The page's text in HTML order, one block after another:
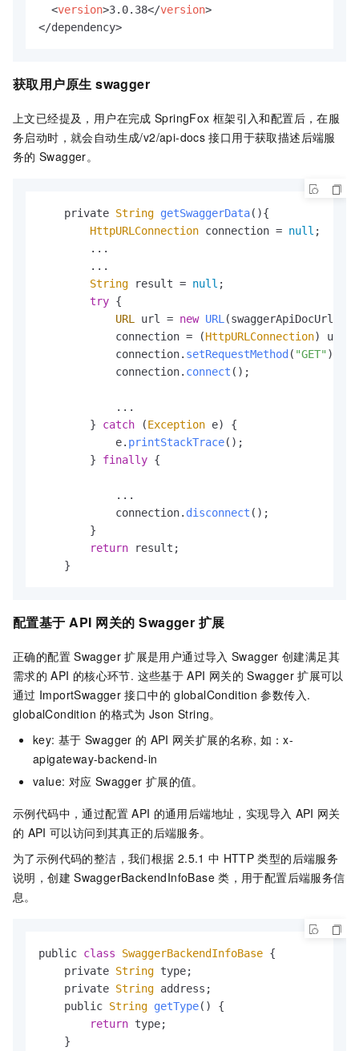
<version>3.0.38</version>
</dependency>
获取用户原生 swagger
上文已经提及，用户在完成 SpringFox 框架引入和配置后，在服
务启动时，就会自动生成/v2/api-docs 接口用于获取描述后端服
务的 Swagger。
    private
String getSwaggerData( ){
HttpURLConnection connection = null ;
        ...
        ...
String result = null ;
try {
URL
url = new URL (swaggerApiDocUrl);
            connection = (
HttpURLConnection) url.
            connection.
setRequestMethod ( "GET" );
            connection.
connect ();
            ...
        }
catch (Exception e) {
            e.
printStackTrace();
        }
finally {
            ...
            connection.
disconnect ();
        }
return result;
    }
配置基于 API 网关的 Swagger 扩展
正确的配置 Swagger 扩展是用户通过导入 Swagger 创建满足其
需求的 API 的核心环节. 这些基于 API 网关的 Swagger 扩展可以
通过 ImportSwagger 接口中的 globalCondition 参数传入.
globalCondition 的格式为 Json String。
key: 基于 Swagger 的 API 网关扩展的名称, 如：x-
apigateway-backend-in
value: 对应 Swagger 扩展的值。
示例代码中，通过配置 API 的通用后端地址，实现导入 API 网关
的 API 可以访问到其真正的后端服务。
为了示例代码的整洁，我们根据 2.5.1 中 HTTP 类型的后端服务
说明，创建 SwaggerBackendInfoBase 类，用于配置后端服务信
息。
public class SwaggerBackendInfoBase {
    private
String type;
    private
String address;
    public
String getType( ) {
return type;
    }